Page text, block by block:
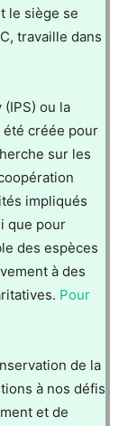
le siège se
travaille dans
ou la
créée pour
sur les
impliqués
que pour
des espèces
à des
Pour
de la
à nos défis
et de